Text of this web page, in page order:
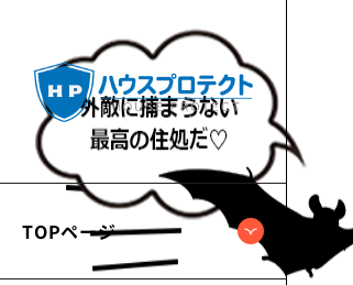
TOPページ